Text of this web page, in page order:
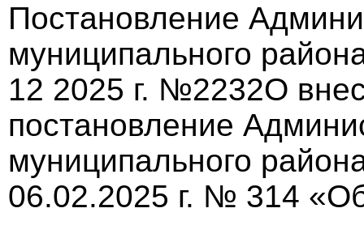
Постановление
муниципального
12 2025 г. №2232О
постановление
муниципального
06.02.2025 г. № 314